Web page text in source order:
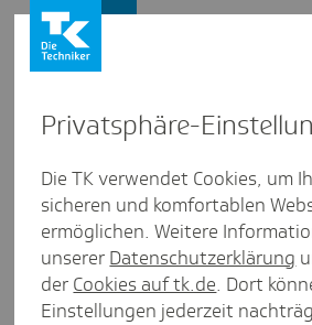
Digi­ta­li­sie­rung: Die
eine bessere
Artikel aus Hessen
Presse und Politik Medizinische
Privat­sphäre-
Die TK verwendet Cookies, um
sicheren und komfortablen
ermöglichen. Weitere
unserer Datenschutzerklärung
der Cookies auf tk.de. Dort
Einstellungen jederzeit